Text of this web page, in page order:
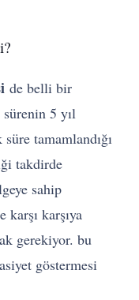
de belli bir
5 yıl
tamamlandığı
takdirde
sahip
karşı karşıya
gerekiyor. bu
göstermesi